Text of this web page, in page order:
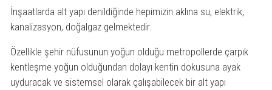
İnşaatlarda alt yapı denildiğinde hepimizin aklına su, elektrik,
kanalizasyon, doğalgaz gelmektedir.
Özellikle şehir nüfusunun yoğun olduğu metropollerde çarpık
kentleşme yoğun olduğundan dolayı kentin dokusuna ayak
uyduracak ve sistemsel olarak çalışabilecek bir alt yapı